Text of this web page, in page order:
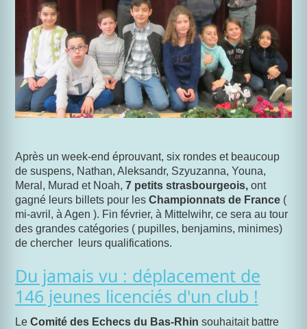
Après un week-end éprouvant, six rondes et beaucoup
de suspens, Nathan, Aleksandr, Szyuzanna, Youna,
Meral, Murad et Noah, 7 petits strasbourgeois, ont
gagné leurs billets pour les Championnats de France (
mi-avril, à Agen ). Fin février, à Mittelwihr, ce sera au tour
des grandes catégories ( pupilles, benjamins, minimes)
de chercher leurs qualifications.
Du jamais vu : déplacement de
146 jeunes licenciés d'un club !
Le Comité des Echecs du Bas-Rhin souhaitait battre